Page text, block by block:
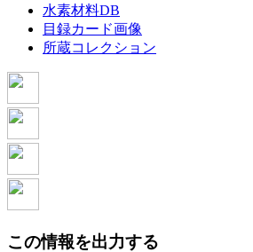
水素材料DB
目録カード画像
所蔵コレクション
この情報を出力する